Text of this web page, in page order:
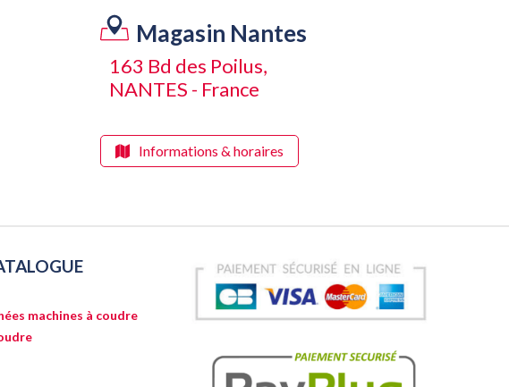
Magasin Nantes
163 Bd des Poilus,
NANTES - France
Informations & horaires
machines à coudre